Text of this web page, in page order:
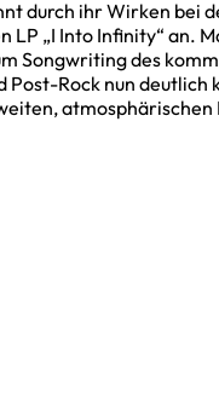
durch ihr Wirken bei
„I Into Infinity“ an.
Songwriting des
Rock nun